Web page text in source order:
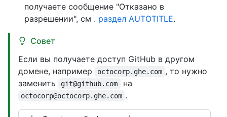
получаете сообщение "Отказано в
разрешении", см . раздел AUTOTITLE.
Совет
Если вы получаете доступ GitHub в другом
домене, например
octocorp.ghe.com , то нужно
заменить
git@github.com на
octocorp@octocorp.ghe.com .